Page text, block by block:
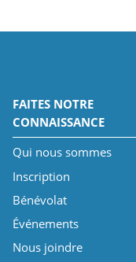
FAITES NOTRE
CONNAISSANCE
Qui nous sommes
Inscription
Bénévolat
Événements
Nous joindre